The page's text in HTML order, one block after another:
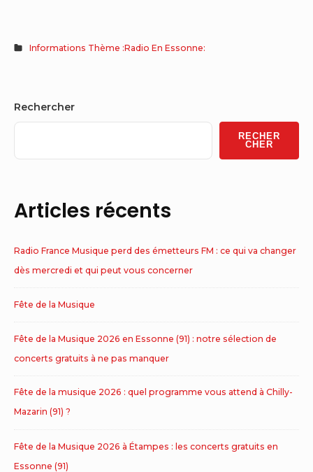
Informations Thème :Radio En Essonne:
Sidebar
Widget
Area
Rechercher
RECHER
CHER
Articles récents
Radio France Musique perd des émetteurs FM : ce qui va changer
dès mercredi et qui peut vous concerner
Fête de la Musique
Fête de la Musique 2026 en Essonne (91) : notre sélection de
concerts gratuits à ne pas manquer
Fête de la musique 2026 : quel programme vous attend à Chilly-
Mazarin (91) ?
Fête de la Musique 2026 à Étampes : les concerts gratuits en
Essonne (91)